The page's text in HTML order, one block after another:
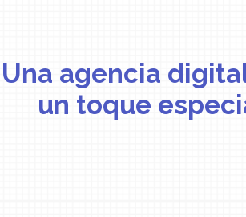
Una agencia
un toque